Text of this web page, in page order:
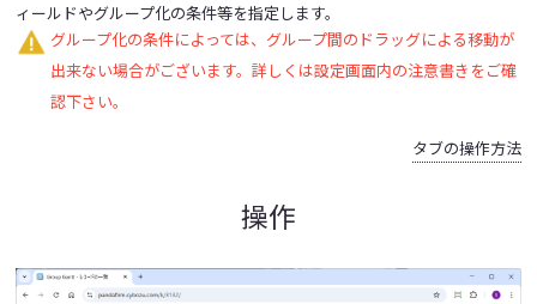
ィールドやグループ化の条件等を指定します。
グループ化の条件によっては、グループ間のドラッグによる移動が
出来ない場合がございます。詳しくは設定画面内の注意書きをご確
認下さい。
タブの操作方法
操作